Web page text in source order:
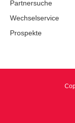
Partnersuche
Wechselservice
Prospekte